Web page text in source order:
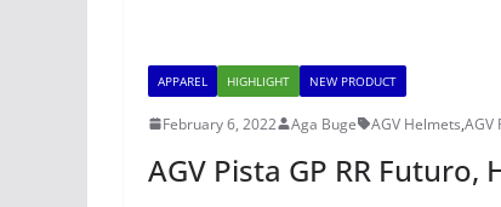
APPAREL HIGHLIGHT NEW PRODUCT
February 6, 2022 Aga Buge AGV Helmets,AGV
AGV Pista GP RR